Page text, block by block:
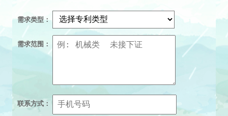
需求类型：
需求范围：
联系方式：